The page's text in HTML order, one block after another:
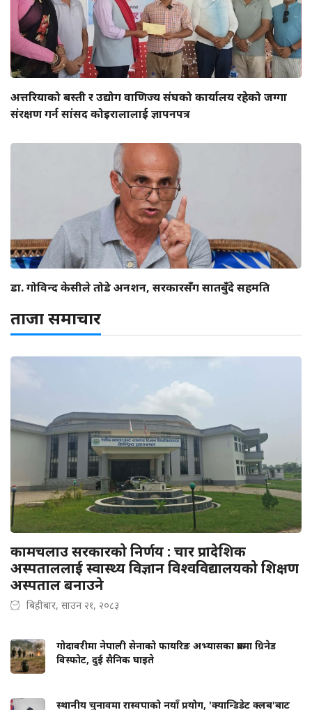
अत्तरियाको बस्ती र उद्योग वाणिज्य संघको कार्यालय रहेको जग्गा
संरक्षण गर्न सांसद कोइरालालाई ज्ञापनपत्र
डा. गोविन्द केसीले तोडे अनशन, सरकारसँग सातबुँदे सहमति
ताजा समाचार
कामचलाउ सरकारको निर्णय : चार प्रादेशिक
अस्पताललाई स्वास्थ्य विज्ञान विश्वविद्यालयको शिक्षण
अस्पताल बनाउने
बिहीबार, साउन २१, २०८३
गोदावरीमा नेपाली सेनाको फायरिङ अभ्यासका क्रममा ग्रिनेड
विस्फोट, दुई सैनिक घाइते
स्थानीय चुनावमा रास्वपाको नयाँ प्रयोग, 'क्यान्डिडेट क्लब'बाट